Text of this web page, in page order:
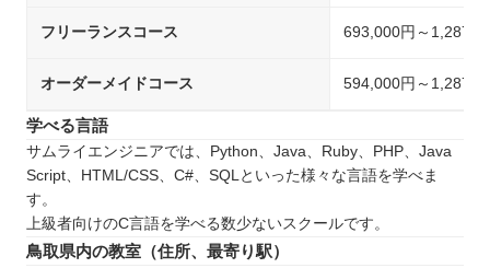
フリーランスコース 693,000円～
オーダーメイドコース 594,000円～
学べる言語
サムライエンジニアでは、Python、Java、Ruby、PHP、Java
Script、HTML/CSS、C#、SQLといった様々な言語を学べま
す。
上級者向けのC言語を学べる数少ないスクールです。
鳥取県内の教室（住所、最寄り駅）